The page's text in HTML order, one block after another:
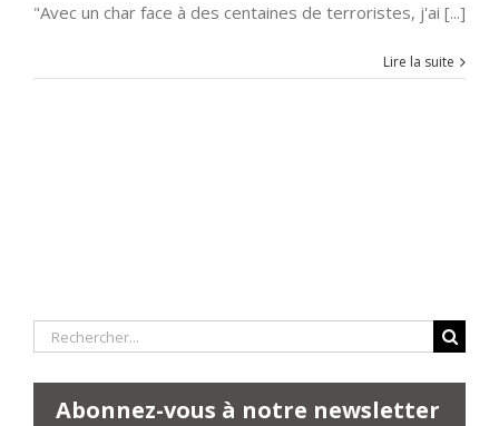
"Avec un char face à des centaines de terroristes, j'ai [...]
Lire la suite
Rechercher:
Abonnez-vous à notre newsletter